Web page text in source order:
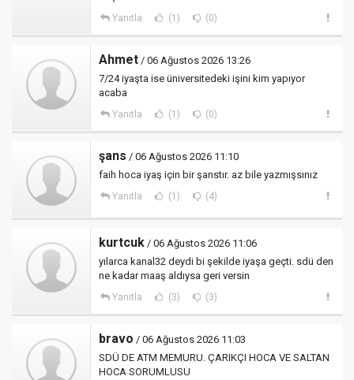
Yanıtla (1) (0)
Ahmet / 06 Ağustos 2026 13:26
7/24 iyaşta ise üniversitedeki işini kim yapıyor
acaba
Yanıtla (1) (0)
şans / 06 Ağustos 2026 11:10
faih hoca iyaş için bir şanstır. az bile yazmışsınız
Yanıtla (1) (4)
kurtcuk / 06 Ağustos 2026 11:06
yılarca kanal32 deydi bi şekilde iyaşa geçti. sdü den
ne kadar maaş aldıysa geri versin
Yanıtla (3) (3)
bravo / 06 Ağustos 2026 11:03
SDÜ DE ATM MEMURU. ÇARIKÇI HOCA VE SALTAN
HOCA SORUMLUSU